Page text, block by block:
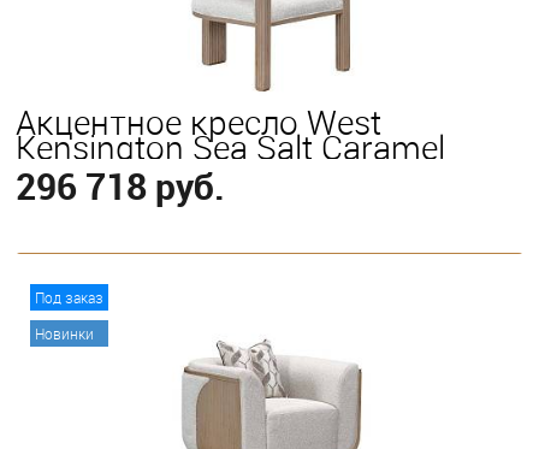
Акцентное кресло West
Kensington Sea Salt Caramel
296 718 руб.
Под заказ
Новинки